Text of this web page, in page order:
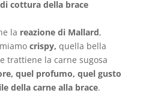
cottura della brace
la reazione di Mallard,
crispy, quella bella
trattiene la carne sugosa
quel profumo, quel gusto
della carne alla brace.